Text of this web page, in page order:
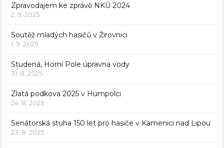
Zpravodajem ke zprávě NKÚ 2024
2. 9. 2025
Soutěž mladých hasičů v Žirovnici
1. 9. 2025
Studená, Horní Pole úpravna vody
31. 8. 2025
Zlatá podkova 2025 v Humpolci
24. 8. 2025
Senátorská stuha 150 let pro hasiče v Kamenici nad Lipou
23. 8. 2025